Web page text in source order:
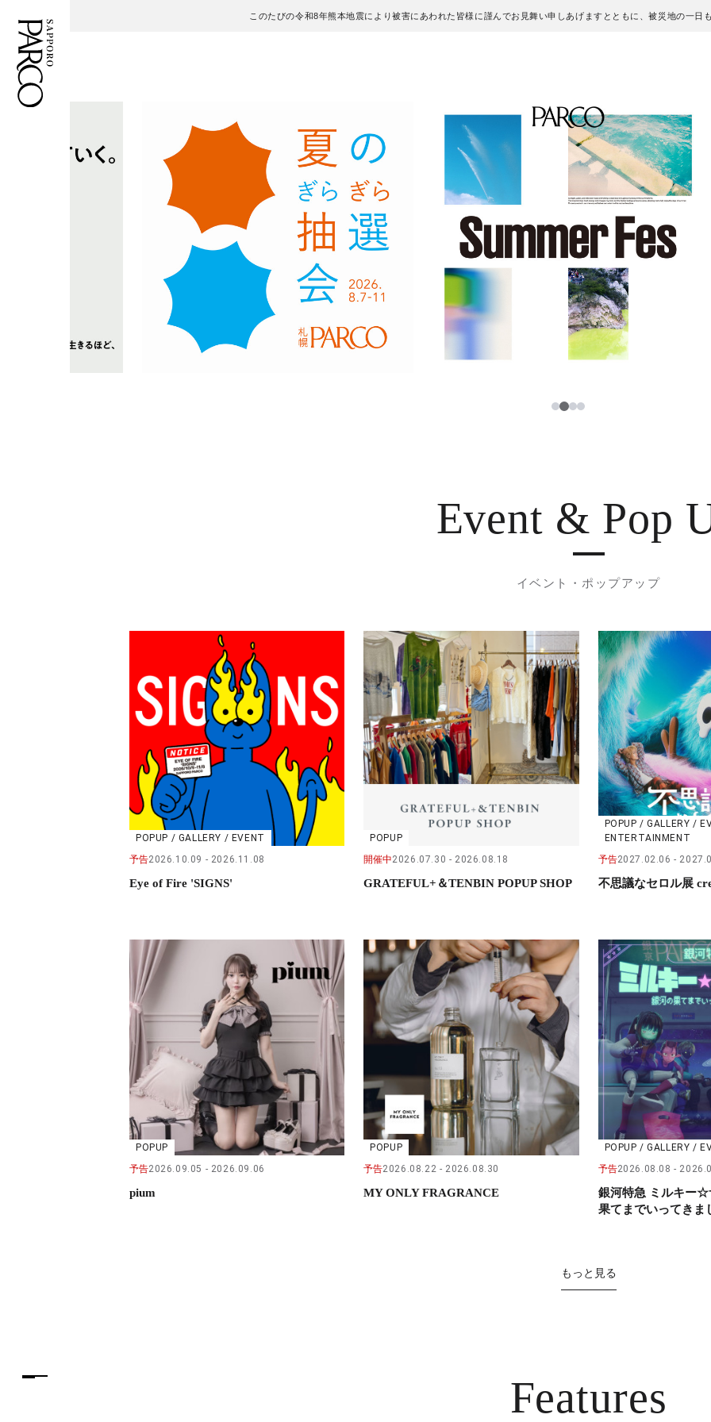
このたびの令和8年熊本地震により被害にあわれた皆様に謹んでお見舞い申しあげますとともに、被災地の一日
施設案内・アクセス
イベント・ポップアップ
レストラン・カフェ
繁体字
1234
Event & Pop
イベント・ポップアップ
POPUP / GALLERY / EVENT
予告2026.10.09 2026.11.08
Eye of Fire 'SIGNS'
POPUP
開催中2026.07.30 2026.08.18
GRATEFUL+＆TENBIN POPUP SHOP
POPUP / GALLERY /
ENTERTAINMENT
予告2027.02.06
不思議なセロル展
POPUP
予告2026.09.05 2026.09.06
pium
POPUP
予告2026.08.22 2026.08.30
MY ONLY FRAGRANCE
POPUP / GALLERY /
予告2026.08.08
銀河特急 ミルキー☆
果てまでいってきま
もっと見る
Features